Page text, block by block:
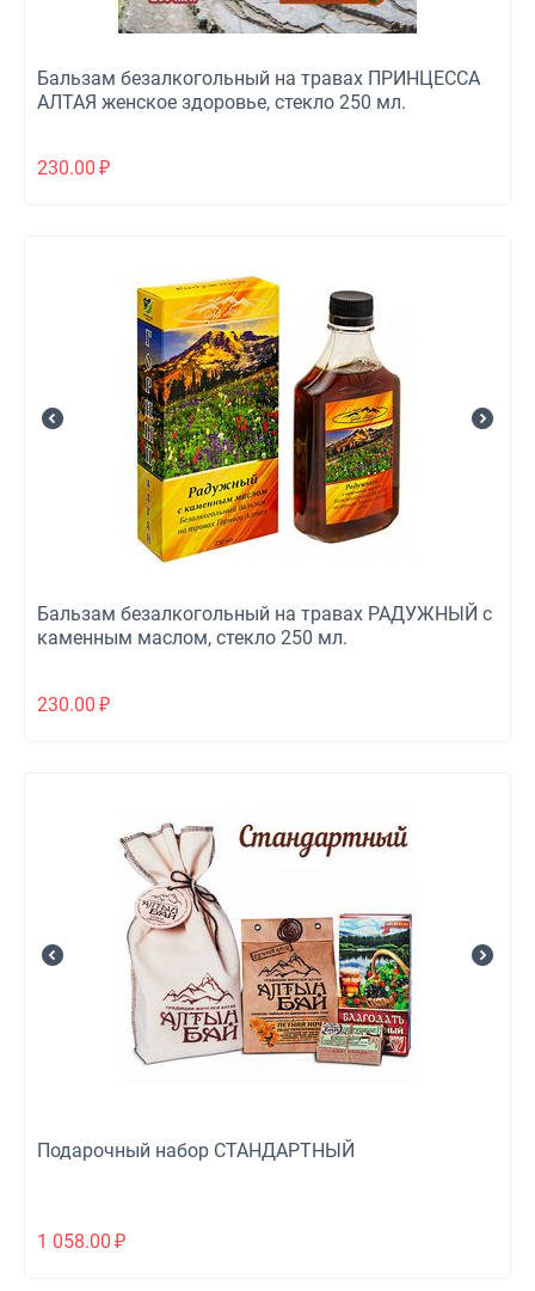
Бальзам безалкогольный на травах ПРИНЦЕССА
АЛТАЯ женское здоровье, стекло 250 мл.
230.00 ₽
Бальзам безалкогольный на травах РАДУЖНЫЙ с
каменным маслом, стекло 250 мл.
230.00 ₽
Подарочный набор СТАНДАРТНЫЙ
1 058.00 ₽